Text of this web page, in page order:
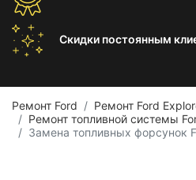
Скидки постоянным
Ремонт Ford
Ремонт Ford
Ремонт топливной системы
Замена топливных форсунок